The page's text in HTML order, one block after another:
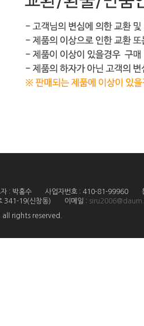
: 박홍수 사업자번호 : 410-81-99960
341-19(신창동)
이메일 :
rights reserved.